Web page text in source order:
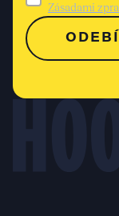
Zásadami